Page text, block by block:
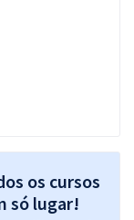
os cursos
só lugar!